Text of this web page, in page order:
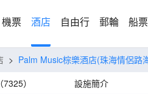
機票 酒店 自由行 郵輪 船票
> Palm Music棕樂酒店(珠海情侶路
） 設施簡介